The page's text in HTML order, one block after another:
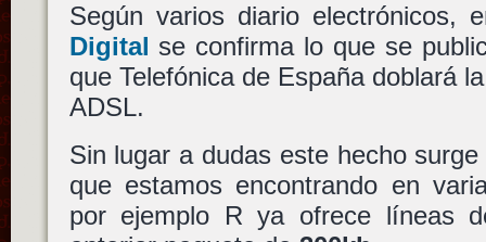
Según varios diario electrónicos,
Digital se confirma lo que se
que Telefónica de España doblará
ADSL.
Sin lugar a dudas este hecho
que estamos encontrando en
por ejemplo R ya ofrece líneas